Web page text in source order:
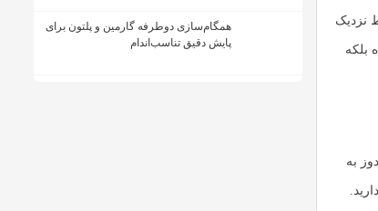
نزدیک
بلکه
به
همگام‌سازی دوطرفه گارمین و پلتون برای
پایش دقیق تناسب‌اندام